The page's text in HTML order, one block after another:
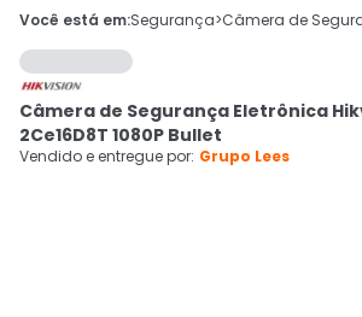
 Olá. Acesse sua conta
 Departamentos
Cupons
CADASTRE-SE
Você está em:Segurança>Câmera de
Câmera de Segurança Eletrônica
2Ce16D8T 1080P Bullet
Vendido e entregue por: Grupo Lees